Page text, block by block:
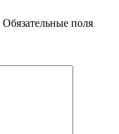
Обязательные поля